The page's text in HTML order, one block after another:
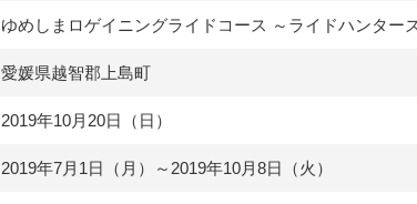
ゆめしまロゲイニングライドコース ～ライドハンター
愛媛県越智郡上島町
2019年10月20日（日）
2019年7月1日（月）～2019年10月8日（火）